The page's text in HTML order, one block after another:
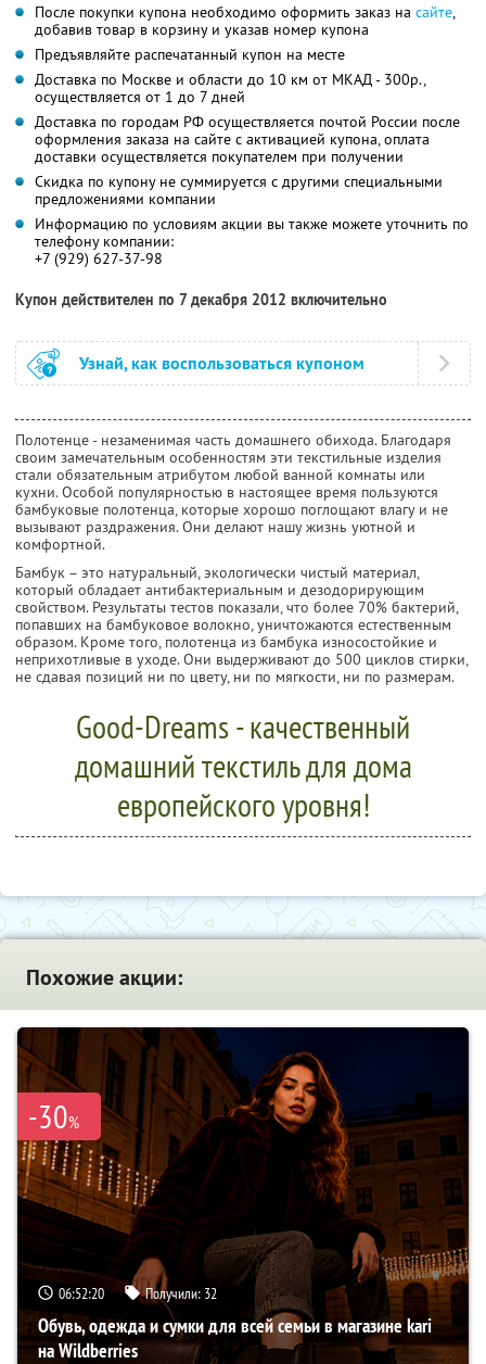
После покупки купона необходимо оформить заказ на сайте,
добавив товар в корзину и указав номер купона
Предъявляйте распечатанный купон на месте
Доставка по Москве и области до 10 км от МКАД - 300р.,
осуществляется от 1 до 7 дней
Доставка по городам РФ осуществляется почтой России после
оформления заказа на сайте с активацией купона, оплата
доставки осуществляется покупателем при получении
Скидка по купону не суммируется с другими специальными
предложениями компании
Информацию по условиям акции вы также можете уточнить по
телефону компании:
+7 (929) 627-37-98
Купон действителен по 7 декабря 2012 включительно
Узнай, как воспользоваться купоном
Полотенце - незаменимая часть домашнего обихода. Благодаря
своим замечательным особенностям эти текстильные изделия
стали обязательным атрибутом любой ванной комнаты или
кухни. Особой популярностью в настоящее время пользуются
бамбуковые полотенца, которые хорошо поглощают влагу и не
вызывают раздражения. Они делают нашу жизнь уютной и
комфортной.
Бамбук – это натуральный, экологически чистый материал,
который обладает антибактериальным и дезодорирующим
свойством. Результаты тестов показали, что более 70% бактерий,
попавших на бамбуковое волокно, уничтожаются естественным
образом. Кроме того, полотенца из бамбука износостойкие и
неприхотливые в уходе. Они выдерживают до 500 циклов стирки,
не сдавая позиций ни по цвету, ни по мягкости, ни по размерам.
Good-Dreams - качественный
домашний текстиль для дома
европейского уровня!
Похожие акции:
-30%
06:52:19 Получили: 32
Обувь, одежда и сумки для всей семьи в магазине kari
на Wildberries